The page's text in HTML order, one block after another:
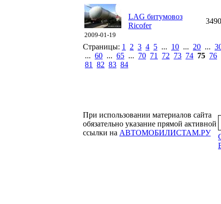
2009-01-19
LAG битумовоз
Ricofer
Страницы: 1 2 3 4 5 ... 10 ... 20 ...
... 60 ... 65 ... 70 71 72 73 74 75 76
81
82 83 84
При использовании материалов сайта
обязательно указание прямой активной
ссылки на АВТОМОБИЛИСТАМ.РУ